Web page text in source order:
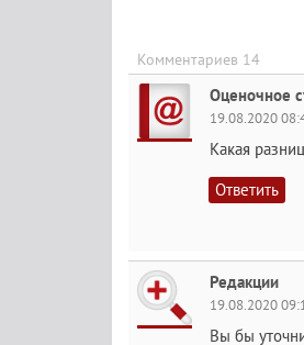
Комментариев 14
Оценочное
19.08.2020
Какая
Ответить
Редакции
19.08.2020
Вы бы